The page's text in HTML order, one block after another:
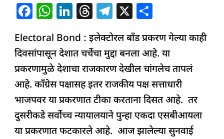
F
c
e
b
o
o
k
W
at
s
A
p
p
Li
k
e
dI
n
T
h
re
a
d
s
T
e
g
ra
m
X
ar
e
Electoral Bond : इलेक्टोरल बाँड प्रकरण गेल्या काही
दिवसांपासून देशात चर्चेचा मुद्दा बनला आहे. या
प्रकरणामुळे देशाचा राजकारण देखील चांगलेच तापलं
आहे. काँग्रेस पक्षासह इतर राजकीय पक्ष सत्ताधारी
भाजपवर या प्रकरणात टीका करताना दिसत आहे. तर
दुसरीकडे सर्वोच्च न्यायालयाने पुन्हा एकदा एसबीआयला
या प्रकरणात फटकारले आहे. आज झालेल्या सुनवाई
नवीन